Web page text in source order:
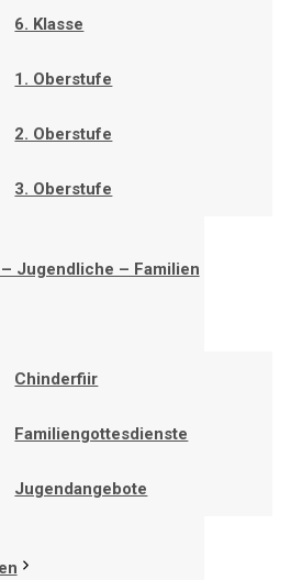
6. Klasse
1. Oberstufe
2. Oberstufe
3. Oberstufe
Jugendliche – Familien
Chinderfiir
Familiengottesdienste
Jugendangebote